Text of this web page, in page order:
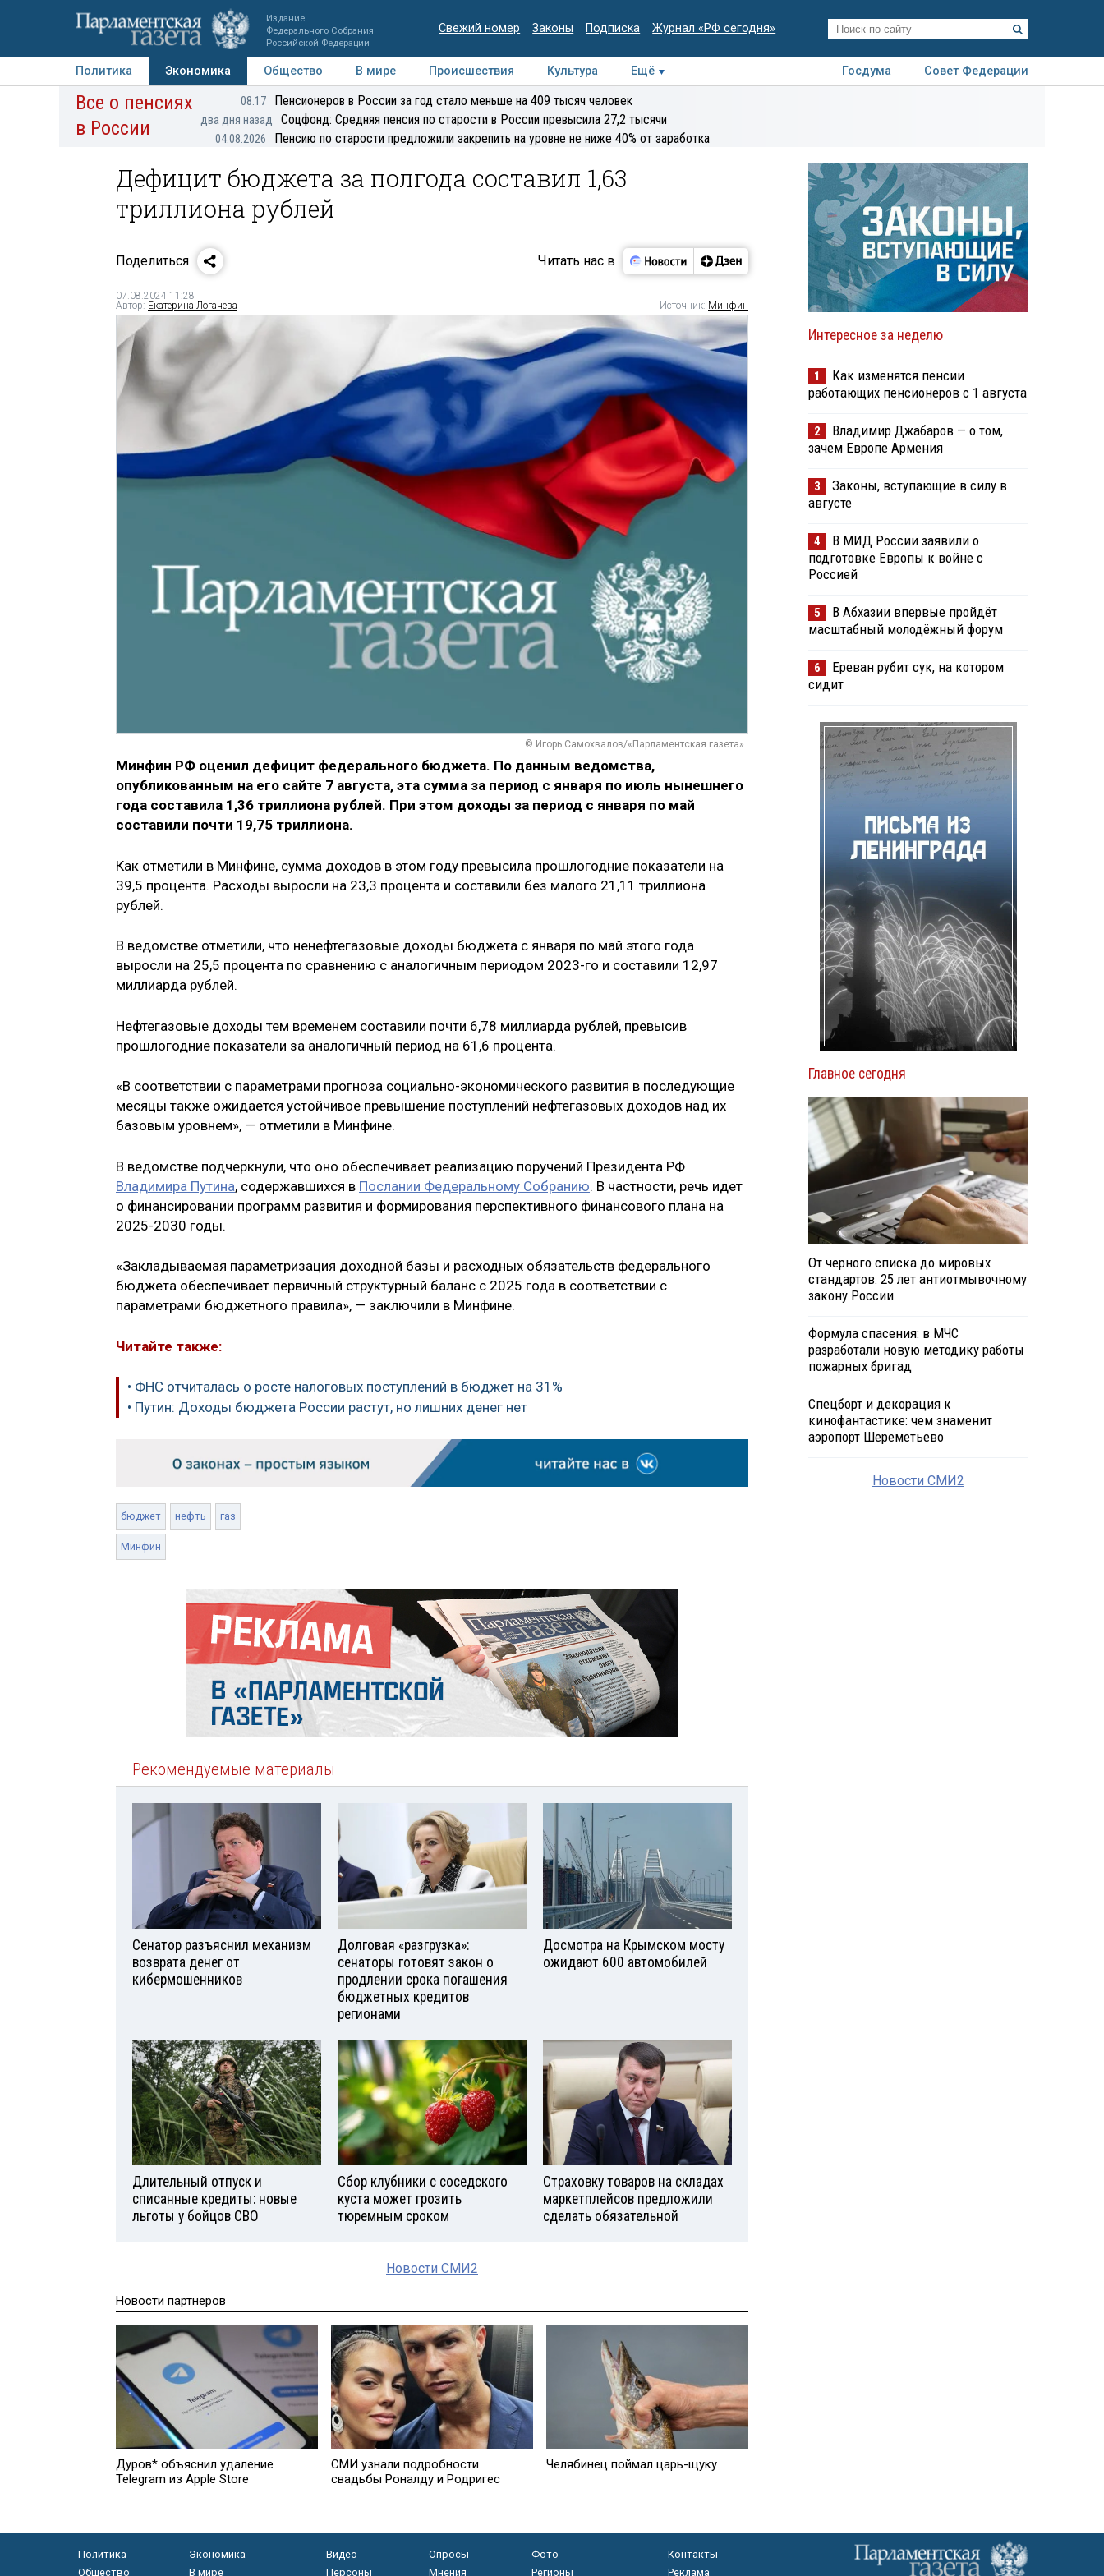
Издание
Федерального Собрания
Российской Федерации
Свежий номер Законы Подписка Журнал «РФ сегодня»
Политика Экономика Общество В мире Происшествия Культура Ещё Госдума
Совет Федерации
Авторы Персоны Мнения Регионы Медиацентр Интервью Колумнисты
Все о пенсиях
в России
08:17 Пенсионеров в России за год стало меньше на 409 тысяч человек
два дня назад Соцфонд: Средняя пенсия по старости в России превысила 27,2 тысячи
04.08.2026 Пенсию по старости предложили закрепить на уровне не ниже 40% от заработка
Дефицит бюджета за полгода составил 1,63
триллиона рублей
Поделиться Читать нас в
07.08.2024 11:28
Автор: Екатерина Логачева Источник: Минфин
© Игорь Самохвалов/«Парламентская газета»
Минфин РФ оценил дефицит федерального бюджета. По данным ведомства,
опубликованным на его сайте 7 августа, эта сумма за период с января по июль нынешнего
года составила 1,36 триллиона рублей. При этом доходы за период с января по май
составили почти 19,75 триллиона.
Как отметили в Минфине, сумма доходов в этом году превысила прошлогодние показатели на
39,5 процента. Расходы выросли на 23,3 процента и составили без малого 21,11 триллиона
рублей.
В ведомстве отметили, что ненефтегазовые доходы бюджета с января по май этого года
выросли на 25,5 процента по сравнению с аналогичным периодом 2023-го и составили 12,97
миллиарда рублей.
Нефтегазовые доходы тем временем составили почти 6,78 миллиарда рублей, превысив
прошлогодние показатели за аналогичный период на 61,6 процента.
«В соответствии с параметрами прогноза социально-экономического развития в последующие
месяцы также ожидается устойчивое превышение поступлений нефтегазовых доходов над их
базовым уровнем», — отметили в Минфине.
В ведомстве подчеркнули, что оно обеспечивает реализацию поручений Президента РФ
Владимира Путина, содержавшихся в Послании Федеральному Собранию. В частности, речь идет
о финансировании программ развития и формирования перспективного финансового плана на
2025-2030 годы.
«Закладываемая параметризация доходной базы и расходных обязательств федерального
бюджета обеспечивает первичный структурный баланс с 2025 года в соответствии с
параметрами бюджетного правила», — заключили в Минфине.
Читайте также:
• ФНС отчиталась о росте налоговых поступлений в бюджет на 31%
• Путин: Доходы бюджета России растут, но лишних денег нет
бюджет нефть газ
Минфин
Рекомендуемые материалы
Сенатор разъяснил механизм
возврата денег от
кибермошенников
Долговая «разгрузка»:
сенаторы готовят закон о
продлении срока погашения
бюджетных кредитов
регионами
Досмотра на Крымском мосту
ожидают 600 автомобилей
Длительный отпуск и
списанные кредиты: новые
льготы у бойцов СВО
Сбор клубники с соседского
куста может грозить
тюремным сроком
Страховку товаров на складах
маркетплейсов предложили
сделать обязательной
Новости СМИ2
Новости партнеров
Дуров* объяснил удаление
Telegram из Apple Store
СМИ узнали подробности
свадьбы Роналду и Родригес
Челябинец поймал царь-щуку
Интересное за неделю
1
Как изменятся пенсии
работающих пенсионеров с 1 августа
2
Владимир Джабаров — о том,
зачем Европе Армения
3
Законы, вступающие в силу в
августе
4
В МИД России заявили о
подготовке Европы к войне с
Россией
5
В Абхазии впервые пройдёт
масштабный молодёжный форум
6
Ереван рубит сук, на котором
сидит
Главное сегодня
От черного списка до мировых
стандартов: 25 лет антиотмывочному
закону России
Формула спасения: в МЧС
разработали новую методику работы
пожарных бригад
Спецборт и декорация к
кинофантастике: чем знаменит
аэропорт Шереметьево
Новости СМИ2
Политика
Экономика
Общество
В мире
Видео Опросы
Фото
Персоны
Мнения Регионы
Контакты
Реклама